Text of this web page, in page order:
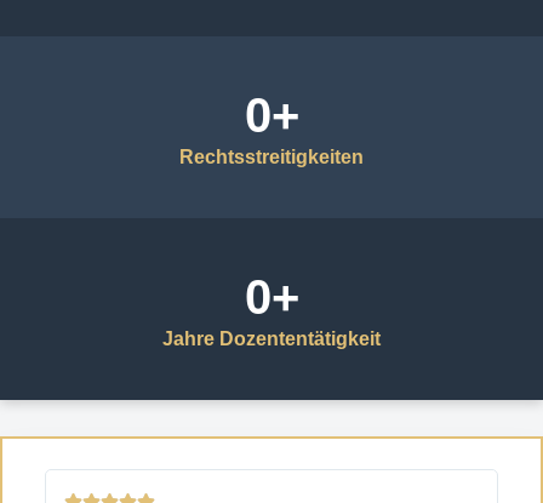
Rechtsstreitigkeiten
0+
Jahre Dozententätigkeit
0+